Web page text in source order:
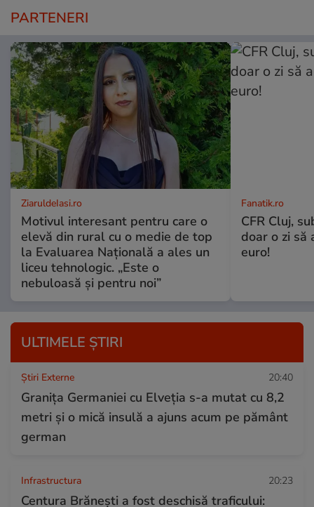
PARTENERI
ZiaruldeIasi.ro
Motivul interesant pentru care o
elevă din rural cu o medie de top
la Evaluarea Națională a ales un
liceu tehnologic. „Este o
nebuloasă și pentru noi”
Fanatik.ro
CFR Cluj,
doar o zi să
euro!
ULTIMELE ȘTIRI
Știri Externe 20:40
Granița Germaniei cu Elveția s-a mutat cu 8,2
metri și o mică insulă a ajuns acum pe pământ
german
Infrastructura 20:23
Centura Brănești a fost deschisă traficului: